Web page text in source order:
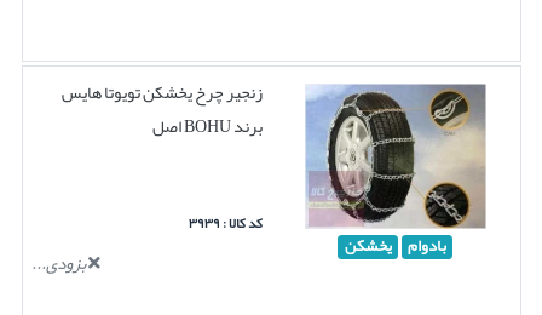
بادوام یخشکن
زنجیر چرخ یخشکن تویوتا هایس
برند BOHU اصل
کد کالا : ۳۹۳۹
بزودی...